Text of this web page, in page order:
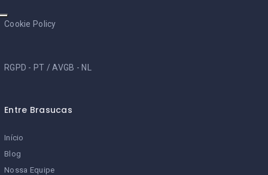
Cookie Policy
RGPD - PT /AVGB - NL
Entre Brasucas
Início
Blog
Nossa Equipe